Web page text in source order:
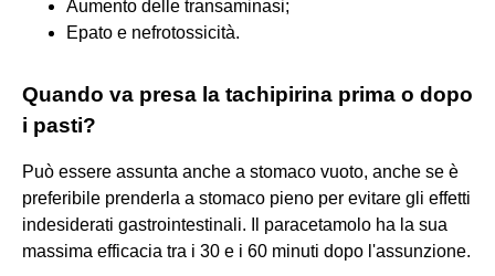
Aumento delle transaminasi;
Epato e nefrotossicità.
Quando va presa la tachipirina prima o dopo
i pasti?
Può essere assunta anche a stomaco vuoto, anche se è
preferibile prenderla a stomaco pieno per evitare gli effetti
indesiderati gastrointestinali. Il paracetamolo ha la sua
massima efficacia tra i 30 e i 60 minuti dopo l'assunzione.